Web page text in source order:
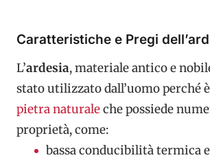
Caratteristiche e Pregi
L’ardesia, materiale antico e
stato utilizzato dall’uomo perché
pietra naturaleche possiede
proprietà, come:
bassa conducibilità termica